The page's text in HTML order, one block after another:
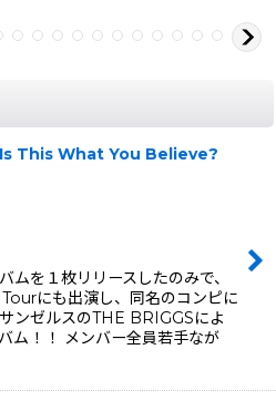
This What You Believe?
ムを１枚リリースしたのみで、
にも出演し、同名のコンピに
ンゼルスのTHE BRIGGSによ
ム！！ メンバー全員若手なが